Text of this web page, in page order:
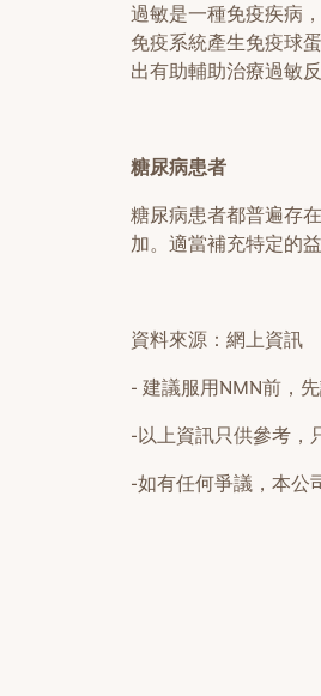
過敏是一種免疫疾病
免疫系統產生免疫球
出有助輔助治療過敏反
糖尿病患者
糖尿病患者都普遍存
加。適當補充特定的
資料來源：網上資訊
- 建議服用NMN前，
-以上資訊只供參考，
-如有任何爭議，本公